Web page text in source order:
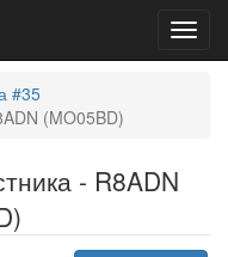
#35
(MO05BD)
- R8ADN